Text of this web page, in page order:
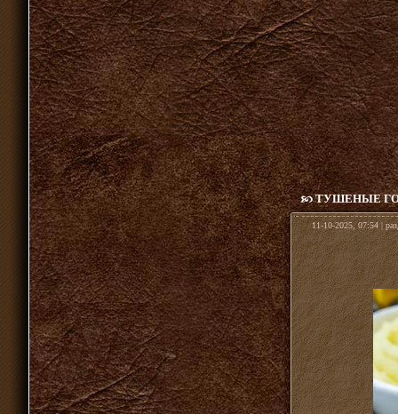
ТУШЕНЫЕ
11-10-2025, 07:54 |